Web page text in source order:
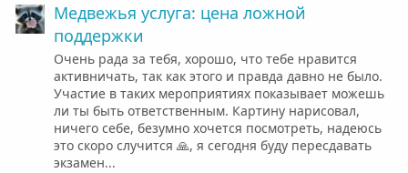
Медвежья услуга: цена ложной
поддержки
Очень рада за тебя, хорошо, что тебе нравится
активничать, так как этого и правда давно не было.
Участие в таких мероприятиях показывает можешь
ли ты быть ответственным. Картину нарисовал,
ничего себе, безумно хочется посмотреть, надеюсь
это скоро случится 🙏, я сегодня буду пересдавать
экзамен...